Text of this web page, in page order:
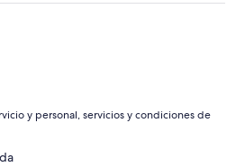
y personal, servicios y condiciones de